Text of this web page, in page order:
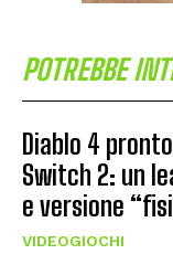
POTREBBE
Diablo 4
Switch 2: un
e versione
VIDEOGIOCHI